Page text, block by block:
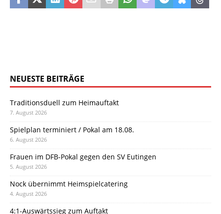
NEUESTE BEITRÄGE
Traditionsduell zum Heimauftakt
7. August 2026
Spielplan terminiert / Pokal am 18.08.
6. August 2026
Frauen im DFB-Pokal gegen den SV Eutingen
5. August 2026
Nock übernimmt Heimspielcatering
4. August 2026
4:1-Auswärtssieg zum Auftakt